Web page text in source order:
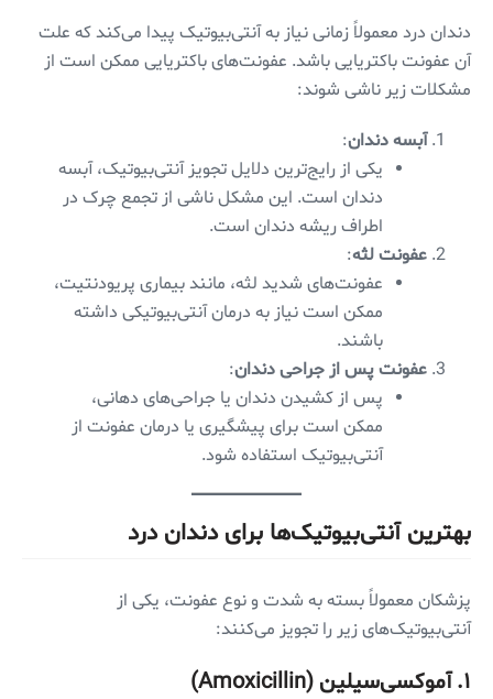
دندان درد معمولاً زمانی نیاز به آنتی‌بیوتیک پیدا می‌کند که علت
آن عفونت باکتریایی باشد. عفونت‌های باکتریایی ممکن است از
مشکلات زیر ناشی شوند:
آبسه دندان:
یکی از رایج‌ترین دلایل تجویز آنتی‌بیوتیک، آبسه
دندان است. این مشکل ناشی از تجمع چرک در
اطراف ریشه دندان است.
عفونت لثه:
عفونت‌های شدید لثه، مانند بیماری پریودنتیت،
ممکن است نیاز به درمان آنتی‌بیوتیکی داشته
باشند.
عفونت پس از جراحی دندان:
پس از کشیدن دندان یا جراحی‌های دهانی،
ممکن است برای پیشگیری یا درمان عفونت از
آنتی‌بیوتیک استفاده شود.
بهترین آنتی‌بیوتیک‌ها برای دندان درد
پزشکان معمولاً بسته به شدت و نوع عفونت، یکی از
آنتی‌بیوتیک‌های زیر را تجویز می‌کنند:
۱. آموکسی‌سیلین (Amoxicillin)